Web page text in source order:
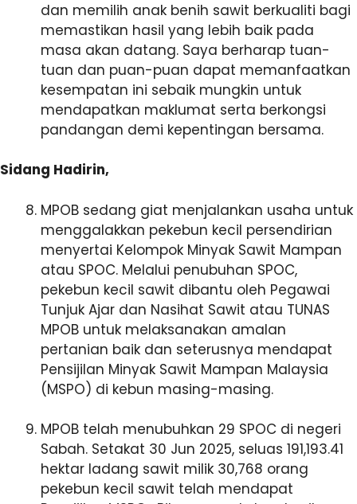
dan memilih anak benih sawit berkualiti bagi
memastikan hasil yang lebih baik pada
masa akan datang. Saya berharap tuan-
tuan dan puan-puan dapat memanfaatkan
kesempatan ini sebaik mungkin untuk
mendapatkan maklumat serta berkongsi
pandangan demi kepentingan bersama.
Sidang Hadirin,
MPOB sedang giat menjalankan usaha untuk
menggalakkan pekebun kecil persendirian
menyertai Kelompok Minyak Sawit Mampan
atau SPOC. Melalui penubuhan SPOC,
pekebun kecil sawit dibantu oleh Pegawai
Tunjuk Ajar dan Nasihat Sawit atau TUNAS
MPOB untuk melaksanakan amalan
pertanian baik dan seterusnya mendapat
Pensijilan Minyak Sawit Mampan Malaysia
(MSPO) di kebun masing-masing.
MPOB telah menubuhkan 29 SPOC di negeri
Sabah. Setakat 30 Jun 2025, seluas 191,193.41
hektar ladang sawit milik 30,768 orang
pekebun kecil sawit telah mendapat